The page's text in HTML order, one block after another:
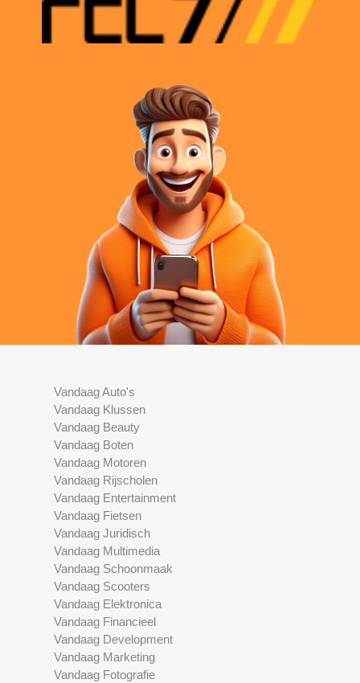
Vandaag Auto's
Vandaag Klussen
Vandaag Beauty
Vandaag Boten
Vandaag Motoren
Vandaag Rijscholen
Vandaag Entertainment
Vandaag Fietsen
Vandaag Juridisch
Vandaag Multimedia
Vandaag Schoonmaak
Vandaag Scooters
Vandaag Elektronica
Vandaag Financieel
Vandaag Development
Vandaag Marketing
Vandaag Fotografie